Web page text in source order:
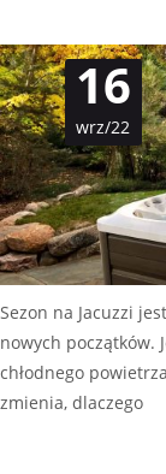
16
wrz/22
Sezon na Jacuzzi
nowych początków.
chłodnego
zmienia, dlaczego